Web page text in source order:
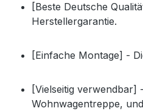
[Beste Deutsche
Herstellergarantie.
[Einfache Montage] -
[Vielseitig
Wohnwagentreppe,